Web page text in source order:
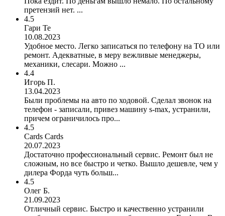
претензий нет. ...
4.5
Гари Те
10.08.2023
Удобное место. Легко записаться по телефону на ТО или
ремонт. Адекватные, в меру вежливые менеджеры,
механики, слесари. Можно ...
4.4
Игорь П.
13.04.2023
Были проблемы на авто по ходовой. Сделал звонок на
телефон - записали, привез машину s-max, устранили,
причем ограничилось про...
4.5
Cards Cards
20.07.2023
Достаточно профессиональный сервис. Ремонт был не
сложным, но все быстро и четко. Вышло дешевле, чем у
дилера Форда чуть больш...
4.5
Олег Б.
21.09.2023
Отличный сервис. Быстро и качественно устранили